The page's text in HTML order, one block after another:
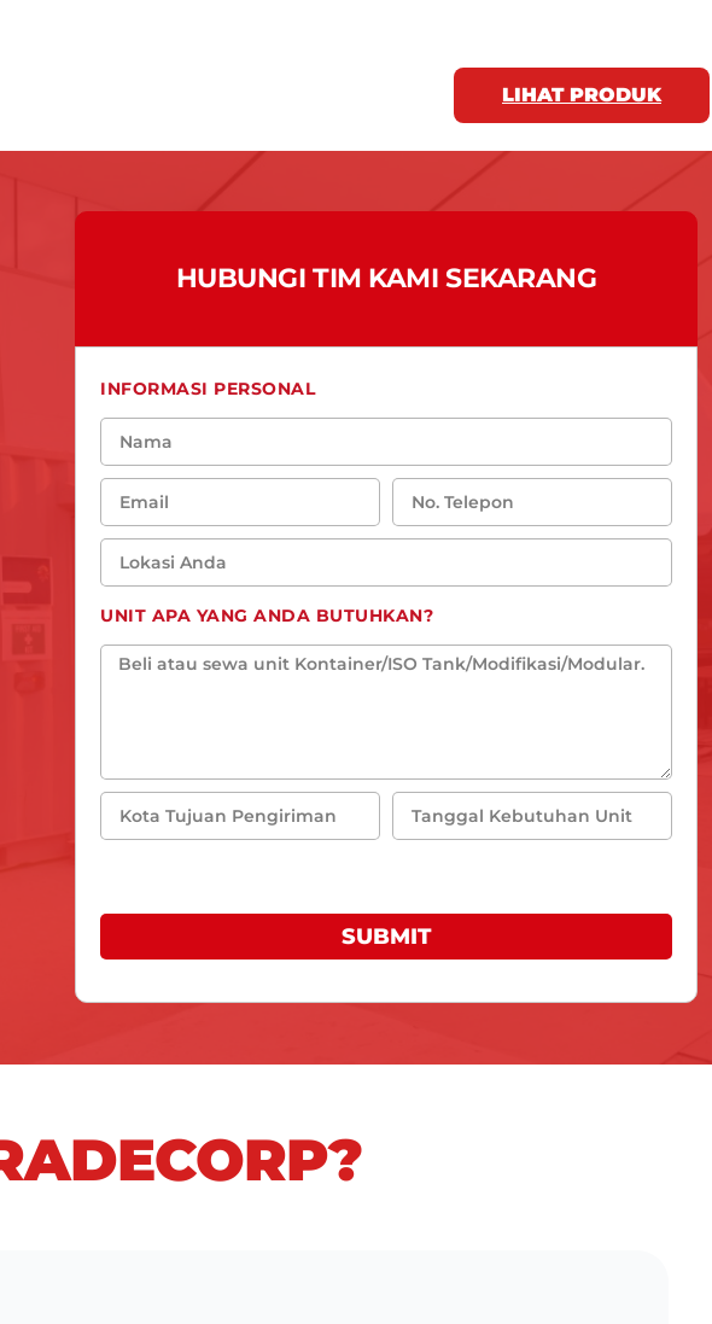
LIHAT PRODUK
HUBUNGI TIM KAMI SEKARANG
INFORMASI PERSONAL
UNIT APA YANG ANDA BUTUHKAN?
SUBMIT